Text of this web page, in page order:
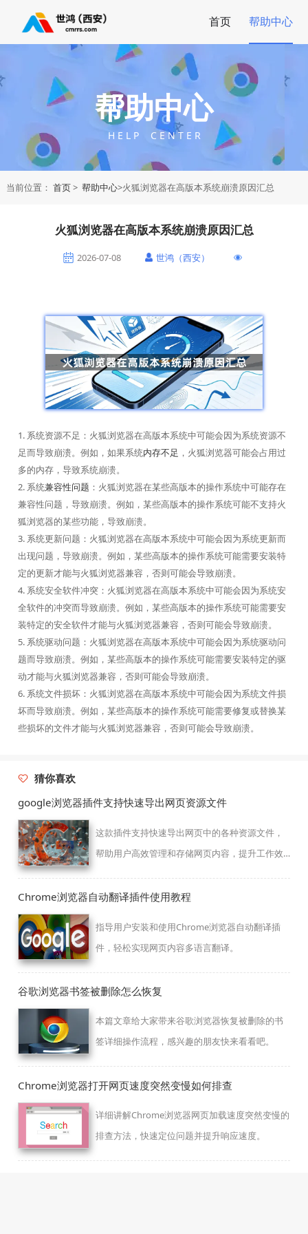
首页 帮助中心
帮助中心
H E L P C E N T E R
当前位置： 首页> 帮助中心>火狐浏览器在高版本系统崩溃原因汇总
火狐浏览器在高版本系统崩溃原因汇总
2026-07-08 世鸿（西安）
1. 系统资源不足：火狐浏览器在高版本系统中可能会因为系统资源不
足而导致崩溃。例如，如果系统内存不足 ，火狐浏览器可能会占用过
多的内存，导致系统崩溃。
2. 系统兼容性问题 ：火狐浏览器在某些高版本的操作系统中可能存在
兼容性问题，导致崩溃。例如，某些高版本的操作系统可能不支持火
狐浏览器的某些功能，导致崩溃。
3. 系统更新问题：火狐浏览器在高版本系统中可能会因为系统更新而
出现问题，导致崩溃。例如，某些高版本的操作系统可能需要安装特
定的更新才能与火狐浏览器兼容，否则可能会导致崩溃。
4. 系统安全软件冲突：火狐浏览器在高版本系统中可能会因为系统安
全软件的冲突而导致崩溃。例如，某些高版本的操作系统可能需要安
装特定的安全软件才能与火狐浏览器兼容，否则可能会导致崩溃。
5. 系统驱动问题：火狐浏览器在高版本系统中可能会因为系统驱动问
题而导致崩溃。例如，某些高版本的操作系统可能需要安装特定的驱
动才能与火狐浏览器兼容，否则可能会导致崩溃。
6. 系统文件损坏：火狐浏览器在高版本系统中可能会因为系统文件损
坏而导致崩溃。例如，某些高版本的操作系统可能需要修复或替换某
些损坏的文件才能与火狐浏览器兼容，否则可能会导致崩溃。
猜你喜欢
google浏览器插件支持快速导出网页资源文件
这款插件支持快速导出网页中的各种资源文件，
帮助用户高效管理和存储网页内容，提升工作效
Chrome浏览器自动翻译插件使用教程
指导用户安装和使用Chrome浏览器自动翻译插
件，轻松实现网页内容多语言翻译。
谷歌浏览器书签被删除怎么恢复
本篇文章给大家带来谷歌浏览器恢复被删除的书
签详细操作流程，感兴趣的朋友快来看看吧。
Chrome浏览器打开网页速度突然变慢如何排查
详细讲解Chrome浏览器网页加载速度突然变慢的
排查方法，快速定位问题并提升响应速度。